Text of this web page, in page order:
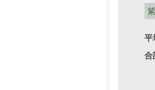
平
合